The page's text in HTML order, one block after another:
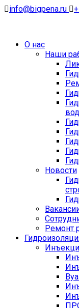
info@bigpena.ru
О нас
Наши
Новости
Ремонт